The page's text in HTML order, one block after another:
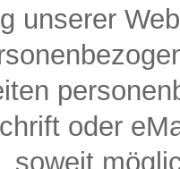
unserer
oder
soweit